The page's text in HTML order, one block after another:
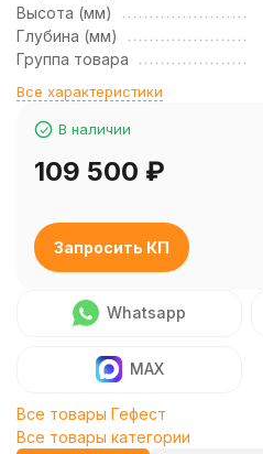
Высота (мм)
Глубина (мм)
Группа товара
Все характеристики
В наличии
109 500 ₽
Запросить КП
Whatsapp
MAX
Все товары Гефест
Все товары категории